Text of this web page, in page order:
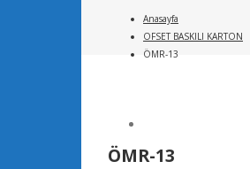
Anasayfa
OFSET BASKILI KARTON
ÖMR-13
ÖMR-13